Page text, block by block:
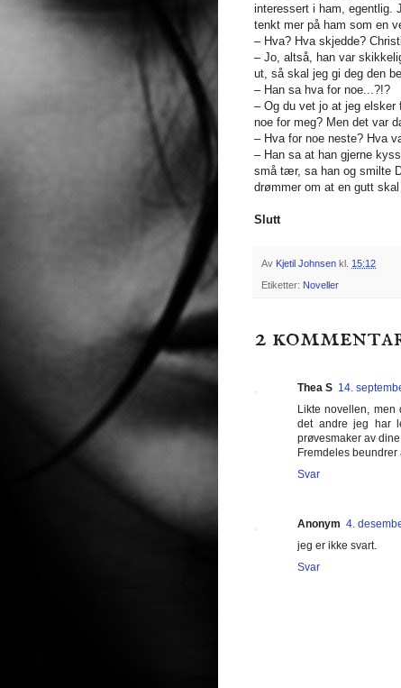
interessert i ham, egentlig.
tenkt mer på ham som en
– Hva? Hva skjedde?
– Jo, altså, han var
ut, så skal jeg gi deg den
– Han sa hva for noe...?!?
– Og du vet jo at jeg elsker
noe for meg? Men det var
– Hva for noe neste? Hva
– Han sa at han gjerne
små tær, sa han og smilte
drømmer om at en gutt
Slutt
Av Kjetil Johnsen kl. 15:12
Etiketter: Noveller
2
Thea S 14.
Likte novellen, men
det andre jeg har
prøvesmaker av
Fremdeles beundrer
Svar
Anonym 4.
jeg er ikke svart.
Svar